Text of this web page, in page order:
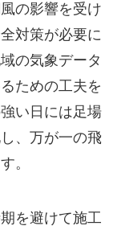
の影響を受け
対策が必要に
の気象データ
ための工夫を
い日には足場
、万が一の飛
。
を避けて施工